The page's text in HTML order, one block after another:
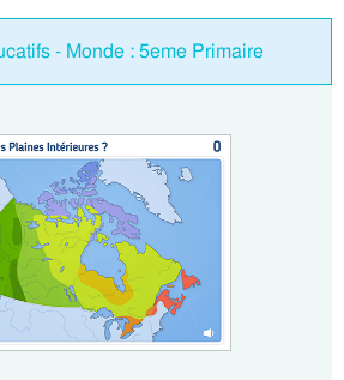
- Monde : 5eme Primaire